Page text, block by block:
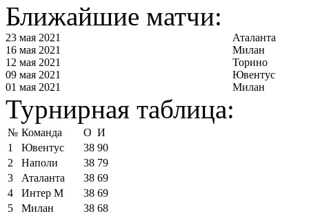
Ближайшие матчи:
23 мая 2021
Аталанта
16 мая 2021
Милан
12 мая 2021
Торино
09 мая 2021
Ювентус
01 мая 2021
Милан
Турнирная таблица:
№ Команда О И
1
Ювентус 38 90
2
Наполи 38 79
3
Аталанта 38 69
4
Интер М 38 69
5
Милан 38 68